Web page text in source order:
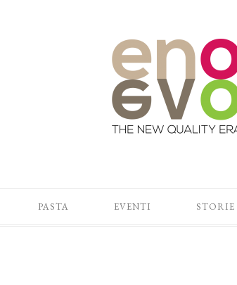
PASTA EVENTI STORIE